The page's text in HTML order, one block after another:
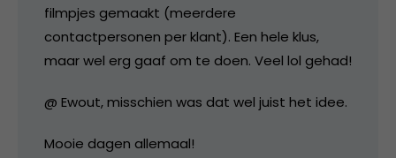
filmpjes gemaakt (meerdere
contactpersonen per klant). Een hele klus,
maar wel erg gaaf om te doen. Veel lol gehad!
@ Ewout, misschien was dat wel juist het idee.
Mooie dagen allemaal!